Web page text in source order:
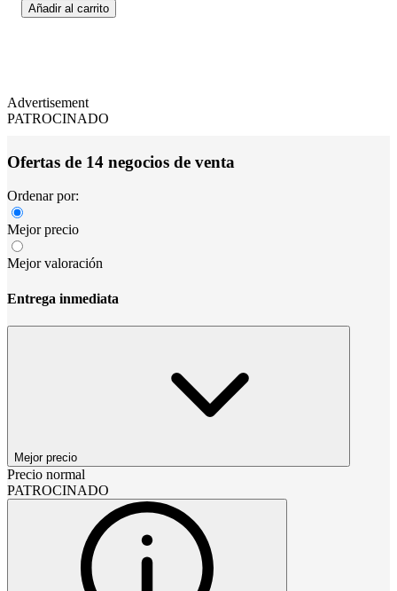
Añadir al carrito
Advertisement
PATROCINADO
Ofertas de 14 negocios de venta
Ordenar por:
Mejor precio
Mejor valoración
Entrega inmediata
Mejor precio
Precio normal
PATROCINADO